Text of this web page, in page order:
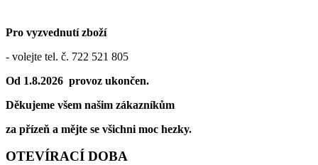
Pro vyzvednutí zboží
- volejte tel. č. 722 521 805
Od 1.8.2026 provoz ukončen.
Děkujeme všem našim zákazníkům
za přízeň a mějte se všichni moc hezky.
OTEVÍRACÍ DOBA